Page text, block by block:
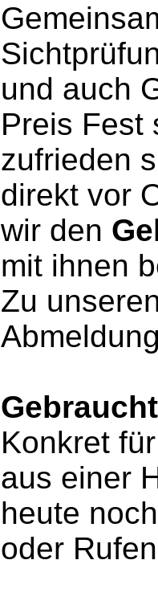
und auch
Preis Fest
zufrieden
direkt vor
wir den
mit ihnen
Zu
Konkret
aus einer
heute
oder